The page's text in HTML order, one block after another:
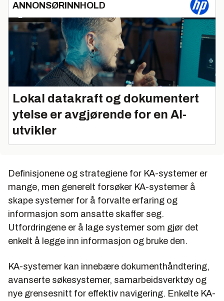
ANNONSØRINNHOLD
Lokal datakraft og dokumentert
ytelse er avgjørende for en AI-
utvikler
Definisjonene og strategiene for KA-systemer er
mange, men generelt forsøker KA-systemer å
skape systemer for å forvalte erfaring og
informasjon som ansatte skaffer seg.
Utfordringene er å lage systemer som gjør det
enkelt å legge inn informasjon og bruke den.
KA-systemer kan innebære dokumenthåndtering,
avanserte søkesystemer, samarbeidsverktøy og
nye grensesnitt for effektiv navigering. Enkelte KA-